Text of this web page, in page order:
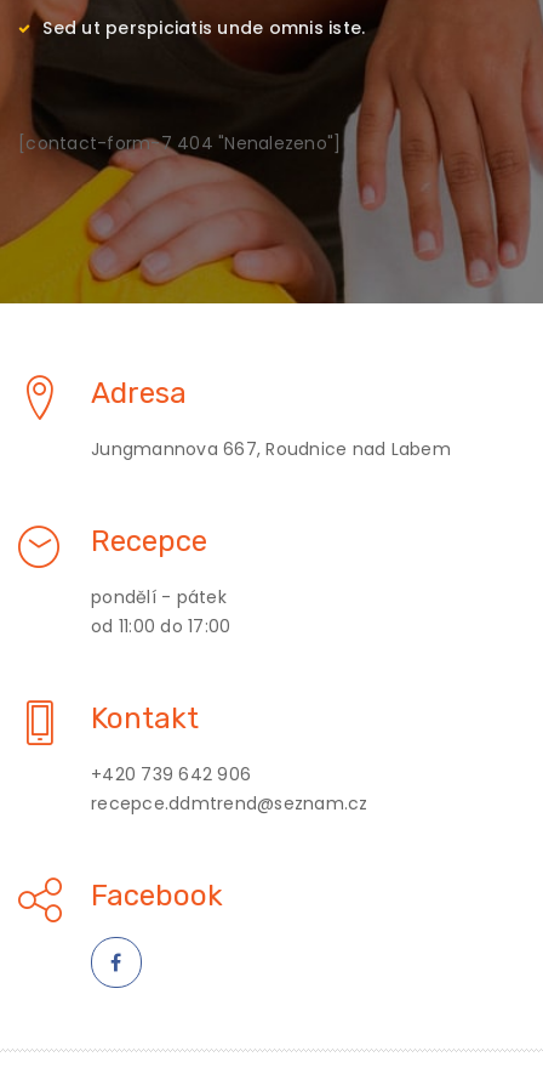
Sed ut perspiciatis unde omnis iste.
[contact-form-7 404 "Nenalezeno"]
Adresa
Jungmannova 667, Roudnice nad Labem
Recepce
pondělí - pátek
od 11:00 do 17:00
Kontakt
+420 739 642 906
recepce.ddmtrend@seznam.cz
Facebook